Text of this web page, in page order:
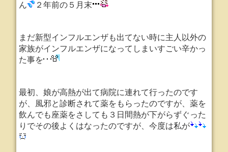
ん
２年前の５月末
まだ新型インフルエンザも出てない時に主人以外の
家族がインフルエンザになってしまいすごい辛かっ
た事を
最初、娘が高熱が出て病院に連れて行ったのです
が、風邪と診断されて薬をもらったのですが、薬を
飲んでも座薬をさしても３日間熱が下がらずぐった
りでその後よくはなったのですが、今度は私が